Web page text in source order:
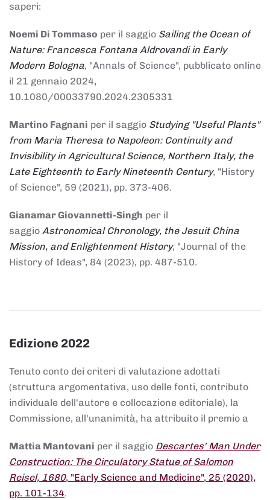
saperi:
Noemi Di Tommaso per il saggio Sailing the Ocean of
Nature: Francesca Fontana Aldrovandi in Early
Modern Bologna, "Annals of Science", pubblicato online
il 21 gennaio 2024,
10.1080/00033790.2024.2305331
Martino Fagnani per il saggio Studying "Useful Plants"
from Maria Theresa to Napoleon: Continuity and
Invisibility in Agricultural Science, Northern Italy, the
Late Eighteenth to Early Nineteenth Century, "History
of Science", 59 (2021), pp. 373-406.
Gianamar Giovannetti-Singh per il
saggio Astronomical Chronology, the Jesuit China
Mission, and Enlightenment History, "Journal of the
History of Ideas", 84 (2023), pp. 487-510.
Edizione 2022
Tenuto conto dei criteri di valutazione adottati
(struttura argomentativa, uso delle fonti, contributo
individuale dell'autore e collocazione editoriale), la
Commissione, all'unanimità, ha attribuito il premio a
Mattia Mantovani per il saggio Descartes' Man Under
Construction: The Circulatory Statue of Salomon
Reisel, 1680, "Early Science and Medicine", 25 (2020),
pp. 101-134.